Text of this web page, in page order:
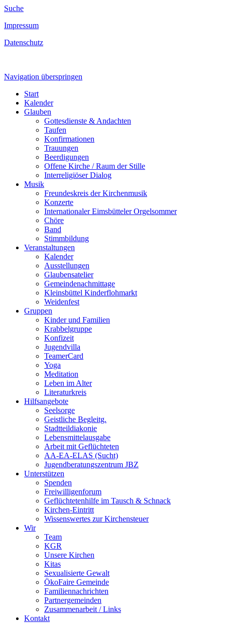
Suche
Impressum
Datenschutz
Navigation überspringen
Start
Kalender
Glauben
Gottesdienste & Andachten
Taufen
Konfirmationen
Trauungen
Beerdigungen
Offene Kirche / Raum der Stille
Interreligiöser Dialog
Musik
Freundeskreis der Kirchenmusik
Konzerte
Internationaler Eimsbütteler Orgelsommer
Chöre
Band
Stimmbildung
Veranstaltungen
Kalender
Ausstellungen
Glaubensatelier
Gemeindenachmittage
Kleinsbüttel Kinder­flohmarkt
Weidenfest
Gruppen
Kinder und Familien
Krabbelgruppe
Konfizeit
Jugendvilla
TeamerCard
Yoga
Meditation
Leben im Alter
Literaturkreis
Hilfsangebote
Seelsorge
Geistliche Begleitg.
Stadtteildiakonie
Lebensmittelausgabe
Arbeit mit Geflüchteten
AA-EA-ELAS (Sucht)
Jugendberatungs­zentrum JBZ
Unterstützen
Spenden
Freiwilligenforum
Geflüchtetenhilfe im Tausch & Schnack
Kirchen-Eintritt
Wissenswertes zur Kirchensteuer
Wir
Team
KGR
Unsere Kirchen
Kitas
Sexualisierte Gewalt
ÖkoFaire Gemeinde
Familiennachrichten
Partnergemeinden
Zusammenarbeit / Links
Kontakt